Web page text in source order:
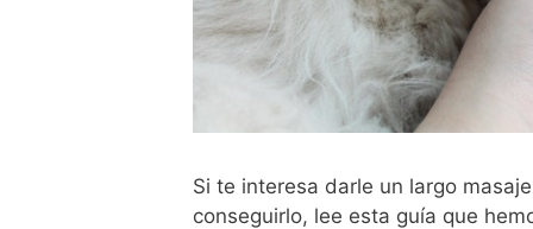
Si te interesa darle un largo
conseguirlo, lee esta guía que